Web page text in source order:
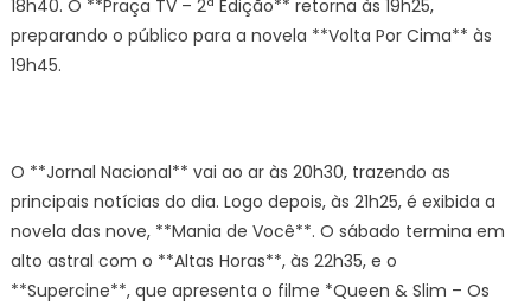
18h40. O **Praça TV – 2ª Edição** retorna às 19h25,
preparando o público para a novela **Volta Por Cima** às
19h45.
O **Jornal Nacional** vai ao ar às 20h30, trazendo as
principais notícias do dia. Logo depois, às 21h25, é exibida a
novela das nove, **Mania de Você**. O sábado termina em
alto astral com o **Altas Horas**, às 22h35, e o
**Supercine**, que apresenta o filme *Queen & Slim – Os